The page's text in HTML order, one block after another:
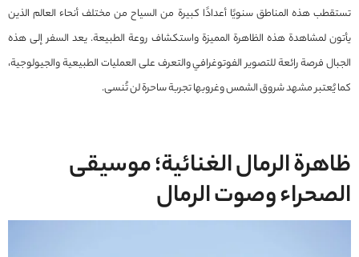
تستقطب هذه المناطق سنويًا أعدادًا كبيرة من السياح من مختلف أنحاء العالم الذين
يأتون لمشاهدة هذه الظاهرة المميزة واستكشاف روعة الطبيعة. يعد السفر إلى هذه
الجبال فرصة رائعة للتصوير الفوتوغرافي والتعرف على العمليات الطبيعية والجيولوجية،
كما يُعتبر مشهد شروق الشمس وغروبها تجربة ساحرة لن تُنسى.
ظاهرة الرمال الغنائية؛ موسيقى
الصحراء وصوت الرمال